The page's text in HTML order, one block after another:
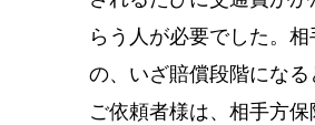
らう人が必要でした。
の、いざ賠償段階になる
ご依頼者様は、相手方